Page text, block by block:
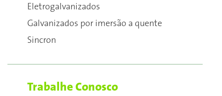
Eletrogalvanizados
Galvanizados por imersão a quente
Sincron
Trabalhe Conosco